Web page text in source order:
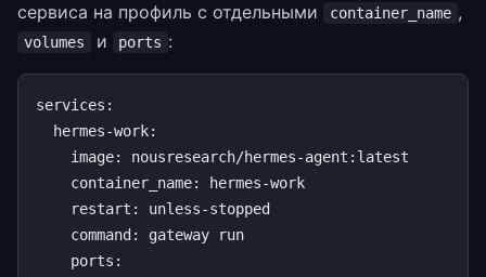
сервиса на профиль с отдельными
container_name ,
volumes и ports :
services :
hermes-work:
image:
nousresearch/hermes-agent:latest
container_name:
hermes-work
restart :
unless-stopped
command :
gateway run
ports :